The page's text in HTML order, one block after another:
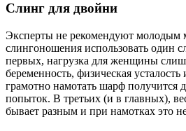
Слинг для двойни
Эксперты не рекомендуют молодым
слингоношения использовать один
первых, нагрузка для женщины
беременность, физическая
грамотно намотать шарф получится
попыток. В третьих (и в главных),
бывает разным и при намотках это